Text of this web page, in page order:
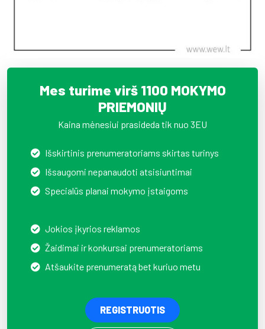
Mes turime virš 1100 MOKYMO
PRIEMONIŲ
Kaina mėnesiui prasideda tik nuo 3EU
Išskirtinis prenumeratoriams skirtas turinys
Išsaugomi nepanaudoti atsisiuntimai
Specialūs planai mokymo įstaigoms
Jokios įkyrios reklamos
Žaidimai ir konkursai prenumeratoriams
Atšaukite prenumeratą bet kuriuo metu
REGISTRUOTIS